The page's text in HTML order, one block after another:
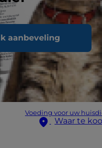
aanbeveling
Voeding voor uw
Waar te